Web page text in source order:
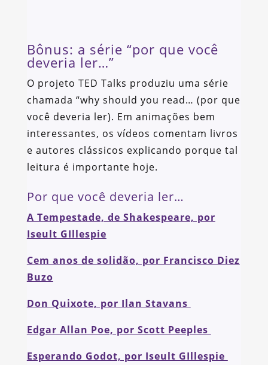
Bônus: a série “por que você
deveria ler…”
O projeto TED Talks produziu uma série
chamada “why should you read… (por que
você deveria ler). Em animações bem
interessantes, os vídeos comentam livros
e autores clássicos explicando porque tal
leitura é importante hoje.
Por que você deveria ler…
A Tempestade, de Shakespeare, por
Iseult GIllespie
Cem anos de solidão, por Francisco Diez
Buzo
Don Quixote, por Ilan Stavans
Edgar Allan Poe, por Scott Peeples
Esperando Godot, por Iseult GIllespie